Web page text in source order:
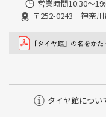
営業時間10:30～
〒252-0243 神奈川
タイヤ館につい